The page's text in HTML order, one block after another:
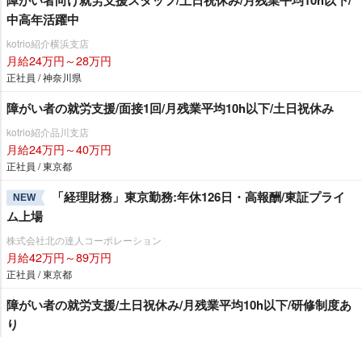
中高年活躍中
kotrio紹介横浜支店
月給24万円～28万円
正社員 / 神奈川県
障がい者の就労支援/面接1回/月残業平均10h以下/土日祝休み
kotrio紹介品川支店
月給24万円～40万円
正社員 / 東京都
NEW
「経理財務」東京勤務:年休126日・高報酬/東証プライ
ム上場
株式会社北の達人コーポレーション
月給42万円～89万円
正社員 / 東京都
障がい者の就労支援/土日祝休み/月残業平均10h以下/研修制度あ
り